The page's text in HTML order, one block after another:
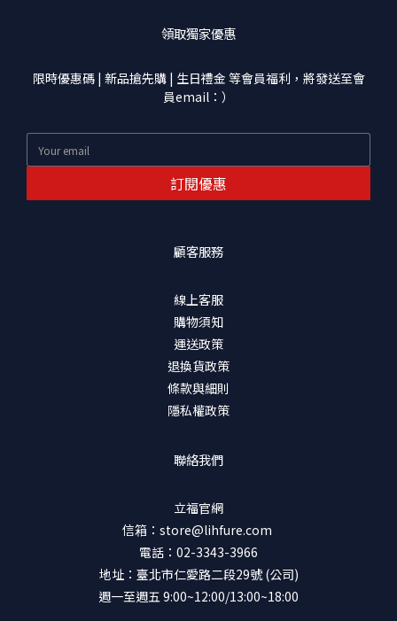
領取獨家優惠
限時優惠碼 | 新品搶先購 | 生日禮金 等會員福利，將發送至會
員email：）
訂閱優惠
顧客服務
線上客服
購物須知
運送政策
退換貨政策
條款與細則
隱私權政策
聯絡我們
立福官網
信箱：store@lihfure.com
電話：02-3343-3966
地址：臺北市仁愛路二段29號 (公司)
週一至週五 9:00~12:00/13:00~18:00